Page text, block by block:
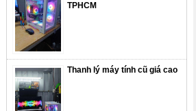
TPHCM
Thanh lý máy tính cũ giá cao